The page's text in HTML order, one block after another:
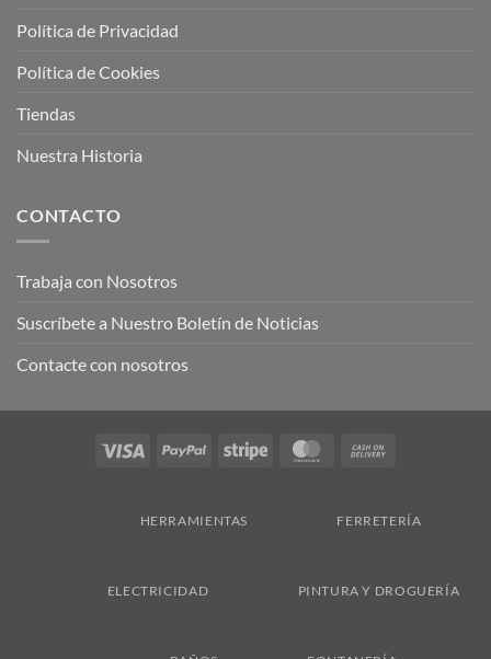
Política de Privacidad
Política de Cookies
Tiendas
Nuestra Historia
CONTACTO
Trabaja con Nosotros
Suscríbete a Nuestro Boletín de Noticias
Contacte con nosotros
Visa PayPal Stripe MasterCard
HERRAMIENTAS FERRETERÍA
ELECTRICIDAD PINTURA Y DROGUERÍA